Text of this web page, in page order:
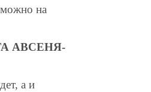
на
АВСЕНЯ-
а и